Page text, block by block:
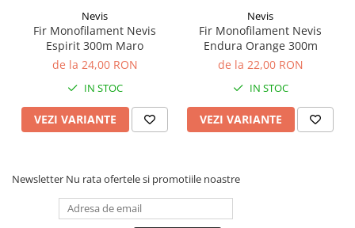
• Diametru 0.25mm: Rezistență 8.6kg (optimizat pentru
distanță)
• Diametru 0.30mm: Rezistență 11.9kg (uz universal)
• Diametru 0.35mm: Rezistență 14.9kg (pentru zone cu
agățătură)
• Diametru 0.40mm: Rezistență 19.5kg (recomandat
Profil utilizator
avansat care practică un stil de pescuit de precizie. Este
Nevis
Fir Monofilament Nevis
Espirit 300m Maro
de la 24,00 RON
IN STOC
VEZI VARIANTE
Nevis
Fir Monofilament Nevis
Endura Orange 300m
de la 22,00 RON
IN STOC
VEZI VARIANTE
Newsletter Nu rata ofertele si promotiile noastre